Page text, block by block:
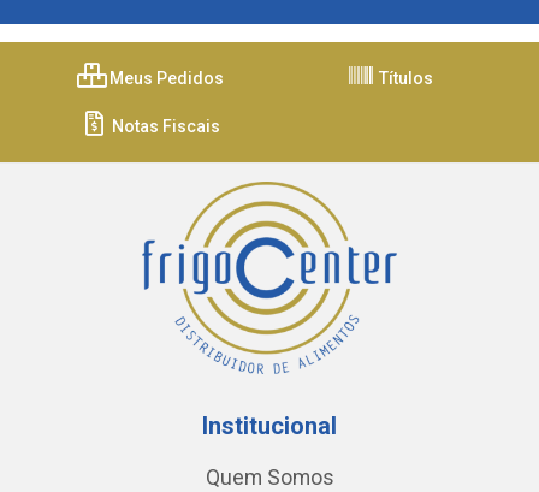
Meus Pedidos Títulos
Notas Fiscais
Institucional
Quem Somos